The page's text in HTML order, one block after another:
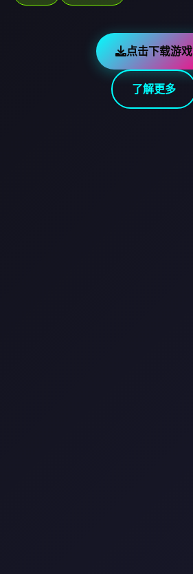
点击下载游戏
了解更多